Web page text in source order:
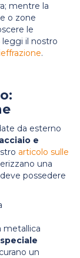
mentre la
o zone
le
leggi il nostro
.
da esterno
e
articolo sulle
una
possedere
metallica
speciale
un